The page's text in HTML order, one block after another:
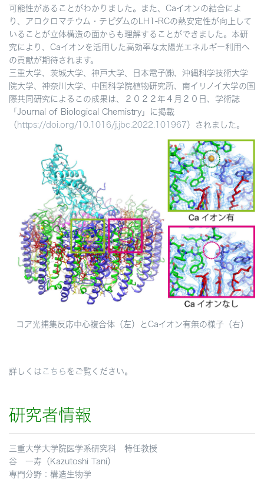
可能性があることがわかりました。また、Caイオンの結合によ
り、アロクロマチウム・テピダムのLH1-RCの熱安定性が向上して
いることが立体構造の面からも理解することができました。本研
究により、Caイオンを活用した高効率な太陽光エネルギー利用へ
の貢献が期待されます。
三重大学、茨城大学、神戸大学、日本電子㈱、沖縄科学技術大学
院大学、神奈川大学、中国科学院植物研究所、南イリノイ大学の国
際共同研究によるこの成果は、２０２２年４月２０日、学術誌
「Journal of Biological Chemistry」に掲載
（ https://doi.org/10.1016/j.jbc.2022.101967）されました。
コア光捕集反応中心複合体（左）とCaイオン有無の様子（右）
詳しくは こちら をご覧ください。
研究者情報
三重大学大学院医学系研究科 特任教授
谷 一寿（Kazutoshi Tani）
専門分野：構造生物学